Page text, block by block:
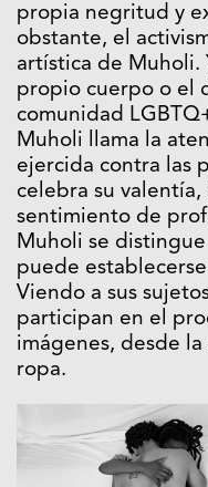
propia negritud y
obstante, el
artística de Muholi.
propio cuerpo o el
comunidad
Muholi llama la
ejercida contra las
celebra su
sentimiento de
Muholi se
puede
Viendo a sus
participan en el
imágenes, desde
ropa.